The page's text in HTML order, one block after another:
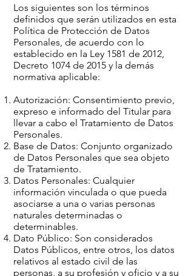
Los siguientes son los términos
definidos que serán utilizados en esta
Política de Protección de Datos
Personales, de acuerdo con lo
establecido en la Ley 1581 de 2012,
Decreto 1074 de 2015 y la demás
normativa aplicable:
Autorización: Consentimiento previo,
expreso e informado del Titular para
llevar a cabo el Tratamiento de Datos
Personales.
Base de Datos: Conjunto organizado
de Datos Personales que sea objeto
de Tratamiento.
Datos Personales: Cualquier
información vinculada o que pueda
asociarse a una o varias personas
naturales determinadas o
determinables.
Dato Público: Son considerados
Datos Públicos, entre otros, los datos
relativos al estado civil de las
personas, a su profesión y oficio y a su